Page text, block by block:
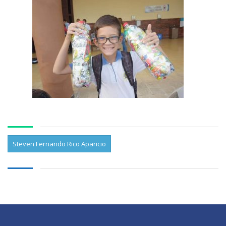
Steven Fernando Rico Aparicio